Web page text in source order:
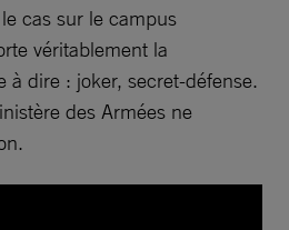
cas sur le campus
véritablement la
à dire : joker, secret-défense.
des Armées ne